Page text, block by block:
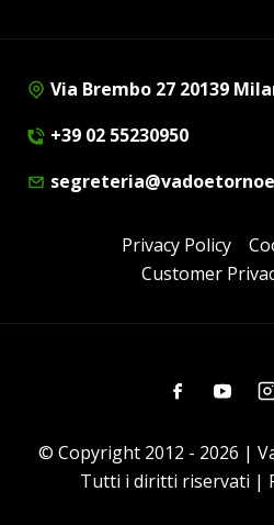
Via Brembo 27 20139
+39 02 55230950
Privacy Policy
Customer
Facebook
© Copyright 2012 - 2026 |
Tutti i diritti riservati |